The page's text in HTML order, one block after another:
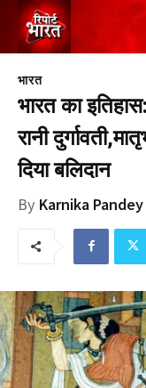
भारत
भारत का
रानी
दिया बलिदान
By Karnika Pandey